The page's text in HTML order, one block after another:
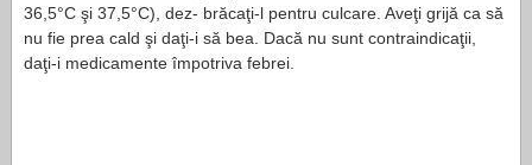
36,5°C şi 37,5°C), dez- brăcaţi-l pentru culcare. Aveţi grijă ca să
nu fie prea cald şi daţi-i să bea. Dacă nu sunt contraindicaţii,
daţi-i medicamente împotriva fe­brei.